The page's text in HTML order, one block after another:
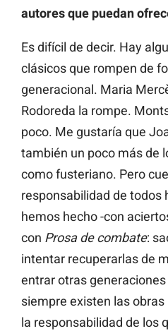
autores que puedan
Es difícil de decir. Hay
clásicos que rompen de
generacional. Maria
Rodoreda la rompe.
poco. Me gustaría que
también un poco más de
como fusteriano. Pero
responsabilidad de todos
hemos hecho -con
con Prosa de combate:
intentar recuperarlas de
entrar otras
siempre existen las
la responsabilidad de los